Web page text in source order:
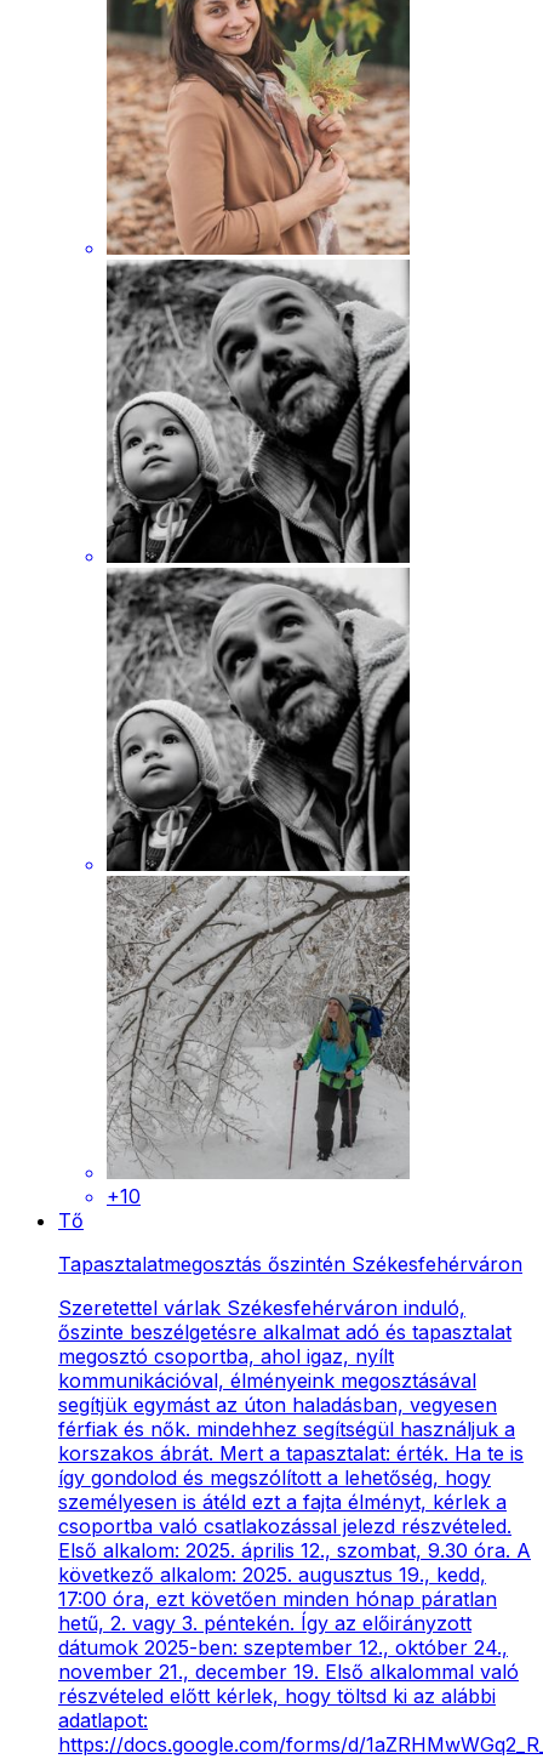
+10
Tő
Tapasztalatmegosztás őszintén Székesfehérváron
Szeretettel várlak Székesfehérváron induló,
őszinte beszélgetésre alkalmat adó és tapasztalat
megosztó csoportba, ahol igaz, nyílt
kommunikációval, élményeink megosztásával
segítjük egymást az úton haladásban, vegyesen
férfiak és nők. mindehhez segítségül használjuk a
korszakos ábrát. Mert a tapasztalat: érték. Ha te is
így gondolod és megszólított a lehetőség, hogy
személyesen is átéld ezt a fajta élményt, kérlek a
csoportba való csatlakozással jelezd részvételed.
Első alkalom: 2025. április 12., szombat, 9.30 óra. A
következő alkalom: 2025. augusztus 19., kedd,
17:00 óra, ezt követően minden hónap páratlan
hetű, 2. vagy 3. péntekén. Így az előirányzott
dátumok 2025-ben: szeptember 12., október 24.,
november 21., december 19. Első alkalommal való
részvételed előtt kérlek, hogy töltsd ki az alábbi
adatlapot:
https://docs.google.com/forms/d/